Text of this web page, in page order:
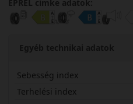
EPREL cimke adatok:
Egyéb technikai adatok
Sebesség index
Terhelési index